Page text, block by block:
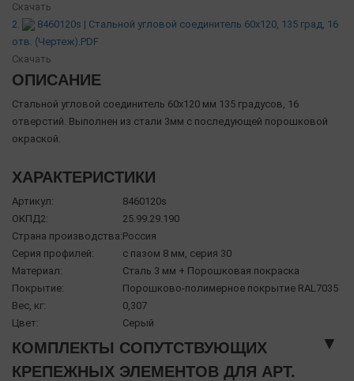
Скачать
2.
8460120s | Стальной угловой соединитель 60х120, 135 град, 16
отв. (Чертеж).PDF
Скачать
ОПИСАНИЕ
Стальной угловой соединитель 60х120 мм 135 градусов, 16
отверстий. Выполнен из стали 3мм с последующей порошковой
окраской.
ХАРАКТЕРИСТИКИ
Артикул:
8460120s
ОКПД2:
25.99.29.190
Страна производства:Россия
Серия профилей:
с пазом 8 мм, серия 30
Материал:
Сталь 3 мм + Порошковая покраска
Покрытие:
Порошково-полимерное покрытие RAL7035
Вес, кг:
0,307
Цвет:
Серый
КОМПЛЕКТЫ СОПУТСТВУЮЩИХ
КРЕПЕЖНЫХ ЭЛЕМЕНТОВ ДЛЯ АРТ.
▼